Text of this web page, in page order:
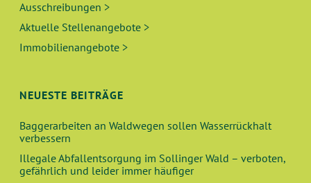
Ausschreibungen >
Aktuelle Stellenangebote >
Immobilienangebote >
NEUESTE BEITRÄGE
Baggerarbeiten an Waldwegen sollen Wasserrückhalt
verbessern
Illegale Abfallentsorgung im Sollinger Wald – verboten,
gefährlich und leider immer häufiger